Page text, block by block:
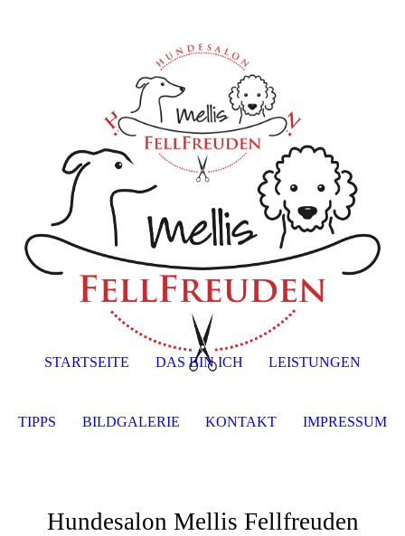
Hundesalon Mellis Fellfreuden
STARTSEITE DAS BIN ICH LEISTUNGEN
TIPPS BILDGALERIE KONTAKT IMPRESSUM